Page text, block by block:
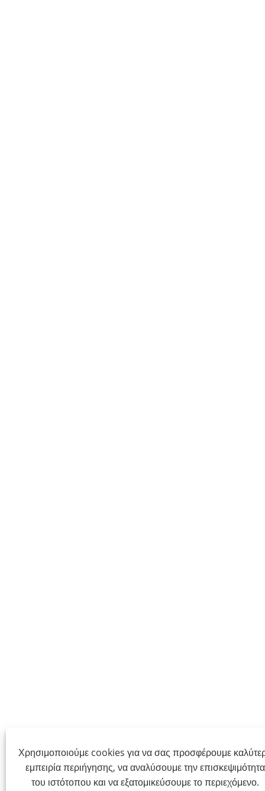
Χρησιμοποιούμε cookies για να σας προσφέρουμε
εμπειρία περιήγησης, να αναλύσουμε την επισκεψιμότητα
του ιστότοπου και να εξατομικεύσουμε το περιεχόμενο.